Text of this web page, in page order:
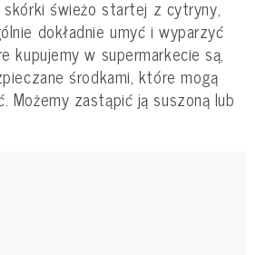
skórki świeżo startej z cytryny,
dokładnie umyć i wyparzyć
kupujemy w supermarkecie są,
środkami, które mogą
Możemy zastąpić ją suszoną lub